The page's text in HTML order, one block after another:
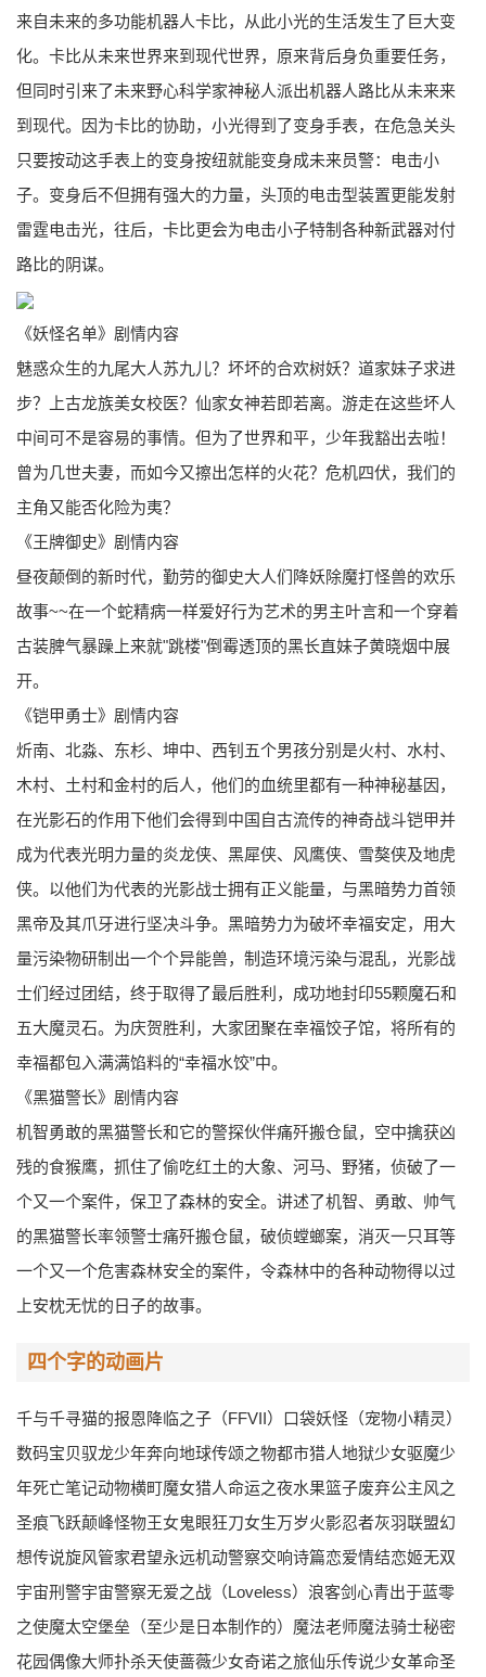
来自未来的多功能机器人卡比，从此小光的生活发生了巨大变
化。卡比从未来世界来到现代世界，原来背后身负重要任务，
但同时引来了未来野心科学家神秘人派出机器人路比从未来来
到现代。因为卡比的协助，小光得到了变身手表，在危急关头
只要按动这手表上的变身按纽就能变身成未来员警：电击小
子。变身后不但拥有强大的力量，头顶的电击型装置更能发射
雷霆电击光，往后，卡比更会为电击小子特制各种新武器对付
路比的阴谋。
《妖怪名单》剧情内容
魅惑众生的九尾大人苏九儿？坏坏的合欢树妖？道家妹子求进
步？上古龙族美女校医？仙家女神若即若离。游走在这些坏人
中间可不是容易的事情。但为了世界和平，少年我豁出去啦！
曾为几世夫妻，而如今又擦出怎样的火花？危机四伏，我们的
主角又能否化险为夷？
《王牌御史》剧情内容
昼夜颠倒的新时代，勤劳的御史大人们降妖除魔打怪兽的欢乐
故事~~在一个蛇精病一样爱好行为艺术的男主叶言和一个穿着
古装脾气暴躁上来就"跳楼"倒霉透顶的黑长直妹子黄晓烟中展
开。
《铠甲勇士》剧情内容
炘南、北淼、东杉、坤中、西钊五个男孩分别是火村、水村、
木村、土村和金村的后人，他们的血统里都有一种神秘基因，
在光影石的作用下他们会得到中国自古流传的神奇战斗铠甲并
成为代表光明力量的炎龙侠、黑犀侠、风鹰侠、雪獒侠及地虎
侠。以他们为代表的光影战士拥有正义能量，与黑暗势力首领
黑帝及其爪牙进行坚决斗争。黑暗势力为破坏幸福安定，用大
量污染物研制出一个个异能兽，制造环境污染与混乱，光影战
士们经过团结，终于取得了最后胜利，成功地封印55颗魔石和
五大魔灵石。为庆贺胜利，大家团聚在幸福饺子馆，将所有的
幸福都包入满满馅料的“幸福水饺”中。
《黑猫警长》剧情内容
机智勇敢的黑猫警长和它的警探伙伴痛歼搬仓鼠，空中擒获凶
残的食猴鹰，抓住了偷吃红土的大象、河马、野猪，侦破了一
个又一个案件，保卫了森林的安全。讲述了机智、勇敢、帅气
的黑猫警长率领警士痛歼搬仓鼠，破侦螳螂案，消灭一只耳等
一个又一个危害森林安全的案件，令森林中的各种动物得以过
上安枕无忧的日子的故事。
四个字的动画片
千与千寻猫的报恩降临之子（FFVII）口袋妖怪（宠物小精灵）
数码宝贝驭龙少年奔向地球传颂之物都市猎人地狱少女驱魔少
年死亡笔记动物横町魔女猎人命运之夜水果篮子废弃公主风之
圣痕飞跃颠峰怪物王女鬼眼狂刀女生万岁火影忍者灰羽联盟幻
想传说旋风管家君望永远机动警察交响诗篇恋爱情结恋姬无双
宇宙刑警宇宙警察无爱之战（Loveless）浪客剑心青出于蓝零
之使魔太空堡垒（至少是日本制作的）魔法老师魔法骑士秘密
花园偶像大师扑杀天使蔷薇少女奇诺之旅仙乐传说少女革命圣